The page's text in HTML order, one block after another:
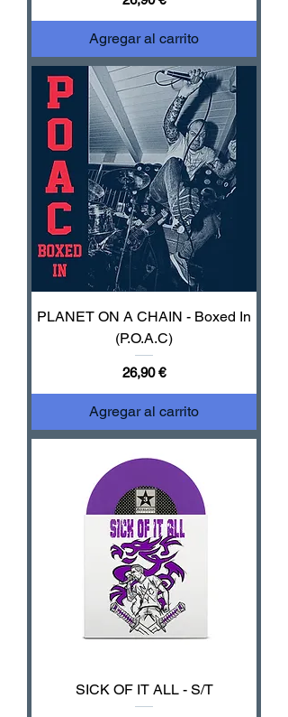
Agregar al carrito
PLANET ON A CHAIN - Boxed In
(P.O.A.C)
Precio
26,90 €
Agregar al carrito
SICK OF IT ALL - S/T